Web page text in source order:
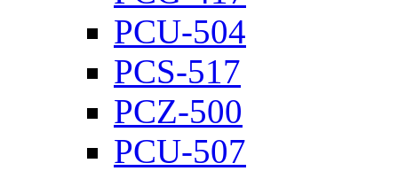
PCU-504
PCS-517
PCZ-500
PCU-507